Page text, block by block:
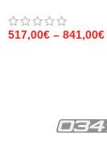
517,00€ – 841,00€